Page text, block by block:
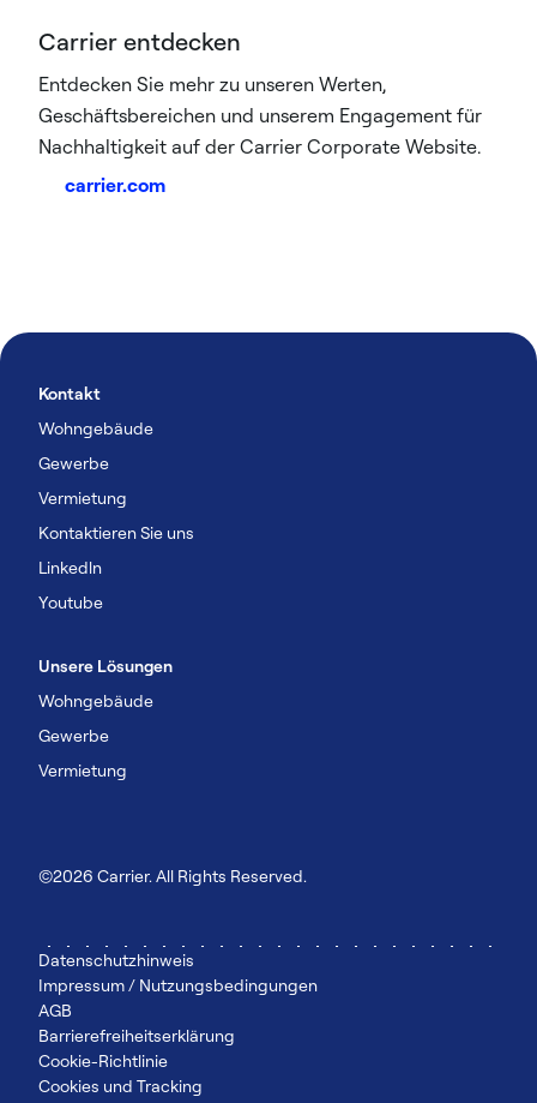
Carrier entdecken
Entdecken Sie mehr zu unseren Werten,
Geschäftsbereichen und unserem Engagement für
Nachhaltigkeit auf der Carrier Corporate Website.
carrier.com
Kontakt
Wohngebäude
Gewerbe
Vermietung
Kontaktieren Sie uns
Linkedln
Youtube
Unsere Lösungen
Wohngebäude
Gewerbe
Vermietung
©2026 Carrier. All Rights Reserved.
Datenschutzhinweis
Impressum / Nutzungsbedingungen
AGB
Barrierefreiheitserklärung
Cookie-Richtlinie
Cookies und Tracking